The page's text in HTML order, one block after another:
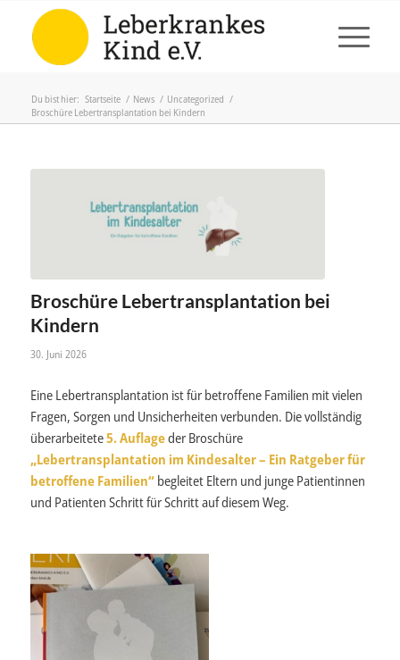
Du bist hier: Startseite / News / Uncategorized /
Broschüre Lebertransplantation bei Kindern
Broschüre Lebertransplantation bei
Kindern
30. Juni 2026
Eine Lebertransplantation ist für betroffene Familien mit vielen
Fragen, Sorgen und Unsicherheiten verbunden. Die vollständig
überarbeitete5. Auflageder Broschüre
„Lebertransplantation im Kindesalter – Ein Ratgeber für
betroffene Familien“begleitet Eltern und junge Patientinnen
und Patienten Schritt für Schritt auf diesem Weg.